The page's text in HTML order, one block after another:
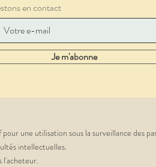
en contact
Je m'abonne
une utilisation sous la surveillance des
intellectuelles.
l'acheteur.